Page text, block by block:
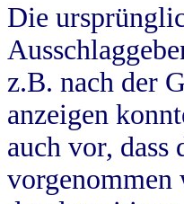
Die
z.B. nach der
anzeigen
auch vor,
vorgenommen